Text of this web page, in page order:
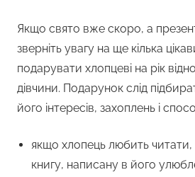
Якщо свято вже скоро, а
зверніть увагу на ще кілька
подарувати хлопцеві на рік
дівчини. Подарунок слід
його інтересів, захоплень і
якщо хлопець любить
книгу, написану в його